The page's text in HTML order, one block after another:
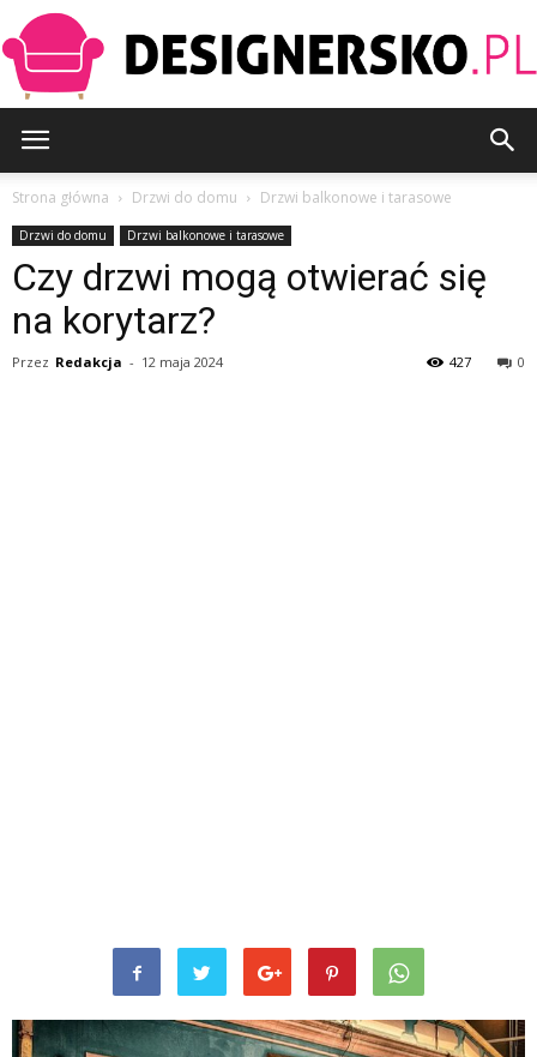
Strona główna Drzwi do domu Drzwi balkonowe i tarasowe
Drzwi do domu Drzwi balkonowe i tarasowe
Czy drzwi mogą otwierać się
na korytarz?
Przez Redakcja - 12 maja 2024 0
427